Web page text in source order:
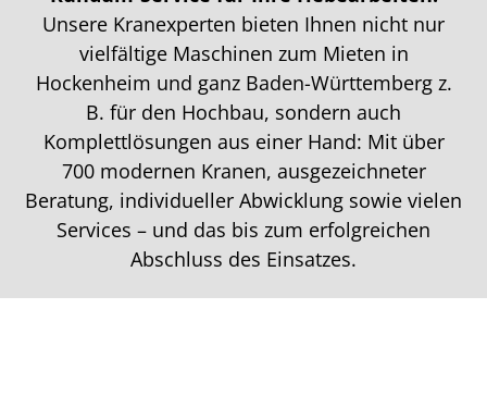
Unsere Kranexperten bieten Ihnen nicht nur
vielfältige Maschinen zum Mieten in
Hockenheim und ganz Baden-Württemberg z.
B. für den Hochbau, sondern auch
Komplettlösungen aus einer Hand: Mit über
700 modernen Kranen, ausgezeichneter
Beratung, individueller Abwicklung sowie vielen
Services – und das bis zum erfolgreichen
Abschluss des Einsatzes.